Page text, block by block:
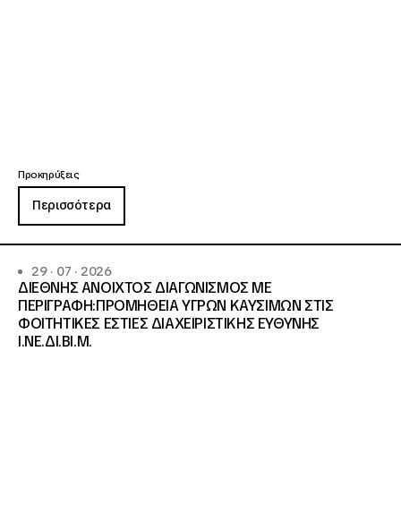
Προκηρύξεις
Περισσότερα
29 · 07 · 2026
ΔΙΕΘΝΗΣ ΑΝΟΙΧΤΟΣ ΔΙΑΓΩΝΙΣΜΟΣ ΜΕ
ΠΕΡΙΓΡΑΦΗ:ΠΡΟΜΗΘΕΙΑ ΥΓΡΩΝ ΚΑΥΣΙΜΩΝ ΣΤΙΣ
ΦΟΙΤΗΤΙΚΕΣ ΕΣΤΙΕΣ ΔΙΑΧΕΙΡΙΣΤΙΚΗΣ ΕΥΘΥΝΗΣ
Ι.ΝΕ.ΔΙ.ΒΙ.Μ.